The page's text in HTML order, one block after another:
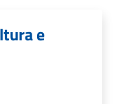
e